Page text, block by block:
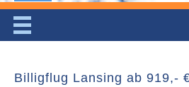
Billigflug Lansing ab 919,-